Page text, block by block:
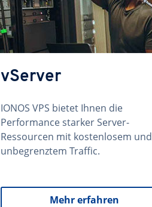
vServer
IONOS VPS bietet Ihnen die
Performance starker Server-
Ressourcen mit kostenlosem und
unbegrenztem Traffic.
Mehr erfahren